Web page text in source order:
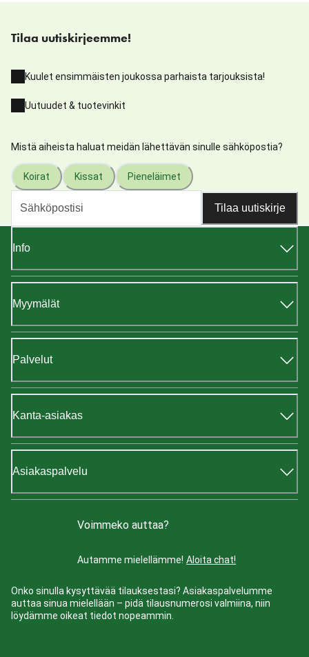
Tilaa uutiskirjeemme!
Kuulet ensimmäisten joukossa parhaista tarjouksista!
Uutuudet & tuotevinkit
Mistä aiheista haluat meidän lähettävän sinulle sähköpostia?
Koirat Kissat Pieneläimet
Tilaa uutiskirje
Info
Myymälät
Palvelut
Kanta-asiakas
Asiakaspalvelu
Voimmeko auttaa?
Autamme mielellämme! Aloita chat!
Onko sinulla kysyttävää tilauksestasi? Asiakaspalvelumme
auttaa sinua mielellään – pidä tilausnumerosi valmiina, niin
löydämme oikeat tiedot nopeammin.